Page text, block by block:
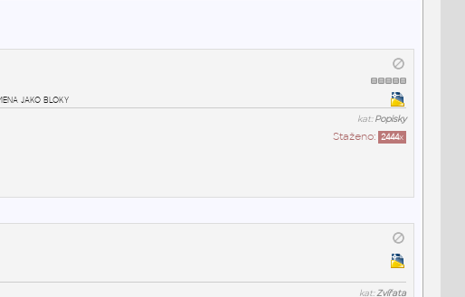
jako bloky
kat:Popisky
Staženo: 2444x
kat:Zvířata